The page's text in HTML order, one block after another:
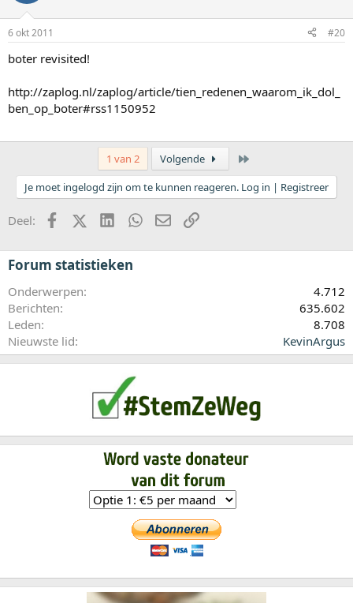
6 okt 2011 #20
boter revisited!
http://zaplog.nl/zaplog/article/tien_redenen_waarom_ik_dol_
ben_op_boter#rss1150952
1 van 2 Volgende
Je moet ingelogd zijn om te kunnen reageren. Log in | Registreer
Deel: FacebookX (Twitter)LinkedInWhatsApp
E-mailkoppeling
Forum statistieken
Onderwerpen
4.712
Berichten
635.602
Leden
8.708
Nieuwste lid
KevinArgus